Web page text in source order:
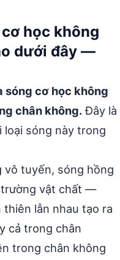
học không
dưới đây —
sóng cơ học không
chân không.Đây là
loại sóng này trong
vô tuyến, sóng hồng
trường vật chất —
lẫn nhau tạo ra
cả trong chân
trong chân không